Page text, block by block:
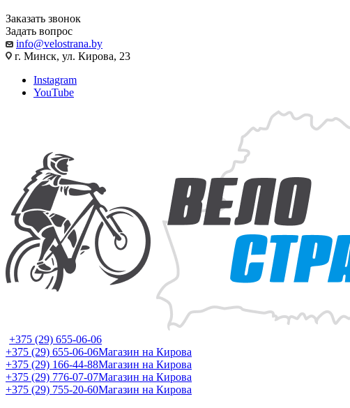
Заказать звонок
Задать вопрос
info@velostrana.by
г. Минск, ул. Кирова, 23
Instagram
YouTube
+375 (29) 655-06-06
+375 (29) 655-06-06Магазин на Кирова
+375 (29) 166-44-88Магазин на Кирова
+375 (29) 776-07-07Магазин на Кирова
+375 (29) 755-20-60Магазин на Кирова